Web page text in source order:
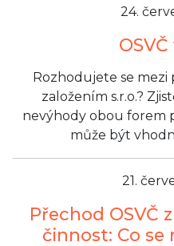
24.
OSVČ
Rozhodujete se mezi
založením s.r.o.?
nevýhody obou forem
může být
21.
Přechod OSVČ
činnost: Co